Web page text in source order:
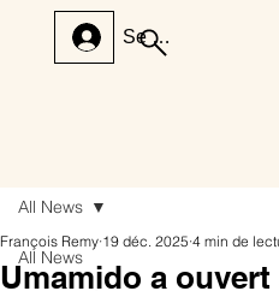
Se connecter
All News
All News
Umamido a
François Remy 19 déc. 2025 4 min de